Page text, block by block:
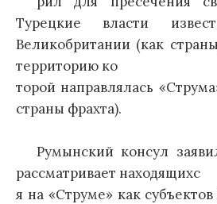
Турецкие власти
Великобритании (как
территорию ко
торой направлялась
страны фрахта).
Румынский консул
рассматривает находящихс
я на «Струме» как